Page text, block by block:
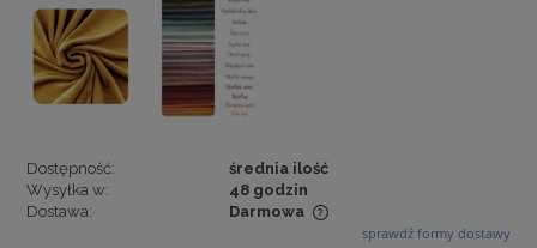
Dostępność:
średnia ilość
Wysyłka w:
48 godzin
Dostawa:
Darmowa
Cena nie zawiera ewentualnych kosztów płatności
sprawdź formy dostawy